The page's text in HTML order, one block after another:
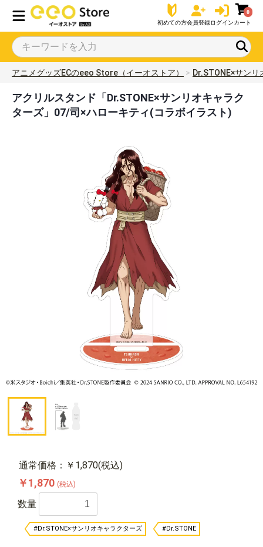
初めての方会員登録ログイン
0
カート
アニメグッズECのeeo Store（イーオストア） Dr.STONE×サン
アクリルスタンド「Dr.STONE×サンリオキャラク
ターズ」07/司×ハローキティ(コラボイラスト)
通常価格：￥1,870(税込)
￥1,870 (税込)
数量
#Dr.STONE×サンリオキャラクターズ #Dr.STONE